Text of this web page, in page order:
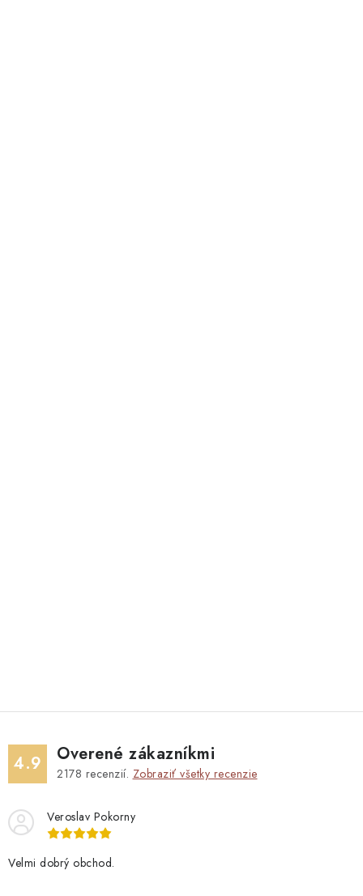
4.9 Overené zákazníkmi
2178 recenzií. Zobraziť všetky recenzie
Veroslav Pokorny
Velmi dobrý obchod.